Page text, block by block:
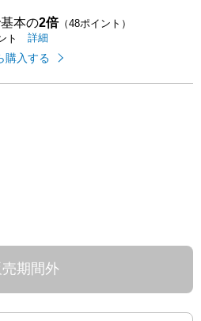
本の2倍（48ポイント）
ト
イオンカードのご利用でたまるポイ
詳細
購入する
売期間外